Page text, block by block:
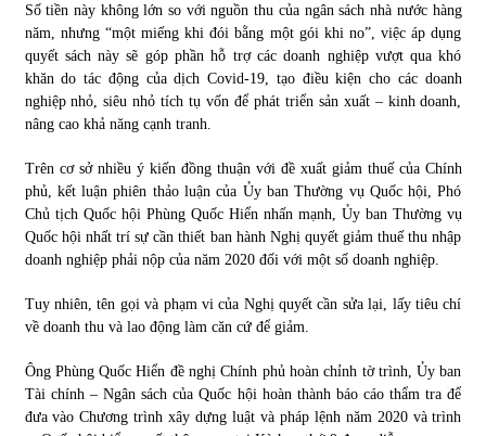
Top 10 xe bán chạy nhất tháng 9/2021
13/10/2021
Số tiền này không lớn so với nguồn thu của ngân sách nhà nước hàng
năm, nhưng “một miếng khi đói bằng một gói khi no”, việc áp dụng
quyết sách này sẽ góp phần hỗ trợ các doanh nghiệp vượt qua khó
khăn do tác động của dịch Covid-19, tạo điều kiện cho các doanh
nghiệp nhỏ, siêu nhỏ tích tụ vốn để phát triển sản xuất – kinh doanh,
nâng cao khả năng cạnh tranh.
Trên cơ sở nhiều ý kiến đồng thuận với đề xuất giảm thuế của Chính
phủ, kết luận phiên thảo luận của Ủy ban Thường vụ Quốc hội, Phó
Chủ tịch Quốc hội Phùng Quốc Hiển nhấn mạnh, Ủy ban Thường vụ
Quốc hội nhất trí sự cần thiết ban hành Nghị quyết giảm thuế thu nhập
doanh nghiệp phải nộp của năm 2020 đối với một số doanh nghiệp.
Tuy nhiên, tên gọi và phạm vi của Nghị quyết cần sửa lại, lấy tiêu chí
về doanh thu và lao động làm căn cứ để giảm.
Ông Phùng Quốc Hiển đề nghị Chính phủ hoàn chỉnh tờ trình, Ủy ban
Tài chính – Ngân sách của Quốc hội hoàn thành báo cáo thẩm tra để
đưa vào Chương trình xây dựng luật và pháp lệnh năm 2020 và trình